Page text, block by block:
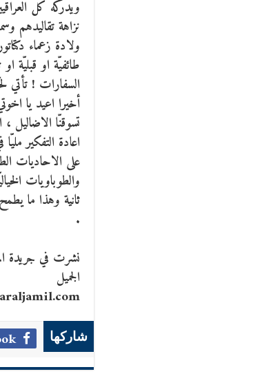
ويدركه كل
نزاهة تقاليدهم
ولادة زعماء
طائفيّة او قبليّة
السفارات ! تأتي
أخيرا اعيد يا
تسوقنّا
اعادة التفكير
على الاحاديات
والطوباويات
ثانية وهذا ما
.
الجميل
شاركها